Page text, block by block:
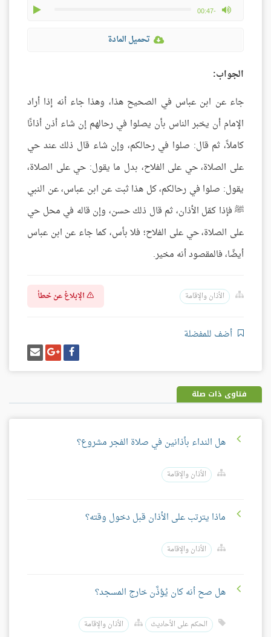
-00:47
max volume
تحميل المادة
الجواب:
جاء عن ابن عباس في الصحيح هذا، وهذا جاء أنه إذا أراد
الإمام أن يخبر الناس بأن يصلوا في رحالهم إن شاء أذن أذانًا
كاملاً، ثم قال: صلوا في رحالكم، وإن شاء قال ذلك عند حي
على الصلاة، حي على الفلاح، بدل ما يقول: حي على الصلاة،
يقول: صلوا في رحالكم، كل هذا ثبت عن ابن عباس، عن النبي
ﷺ فإذا كمّل الأذان، ثم قال ذلك حسن، وإن قاله في محل حي
على الصلاة، حي على الفلاح؛ فلا بأس، كما جاء عن ابن عباس
أيضًا، فالمقصود أنه مخير.
الأذان والإقامة الإبلاغ عن خطأ
أضف للمفضلة
شارك
على
فيسبوك
شارك
على
غوغل
بلس
إرسل
إيميل
فتاوى ذات صلة
هل النداء بأذانين في صلاة الفجر مشروع؟
الأذان والإقامة
ماذا يترتب على الأذان قبل دخول وقته؟
الأذان والإقامة
هل صح أنه كان يُؤذَّن خارج المسجد؟
الحكم على الأحاديث الأذان والإقامة